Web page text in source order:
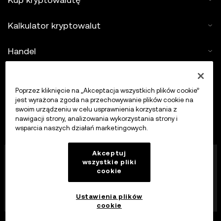
Kalkulator kryptowalut
Handel
Firma OKX Europe Limited działająca pod nazwą
handlową OKX jest obecnie platformą handlu
kryptowalutami autoryzowaną jako dostawca usług
kryptowalutowych przez MFSA zgodnie z art. 28
ustawy o rynkach aktywów kryptograficznych (rozdział
Poprzez kliknięcie na „Akceptacja wszystkich plików cookie”
jest wyrażona zgoda na przechowywanie plików cookie na
swoim urządzeniu w celu usprawnienia korzystania z
nawigacji strony, analizowania wykorzystania strony i
wsparcia naszych działań marketingowych.
Akceptuj
wszystkie pliki
cookie
Ustawienia plików
cookie